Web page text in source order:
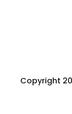
Copyright